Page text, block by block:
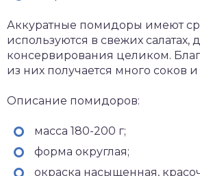
Аккуратные помидоры имеют
используются в свежих салатах,
консервирования целиком.
из них получается много соков и
Описание помидоров:
масса 180-200 г;
форма округлая;
окраска насыщенная,